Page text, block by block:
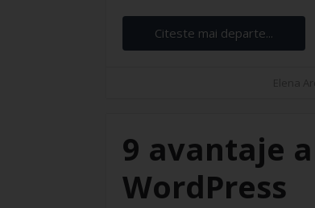
Citeste mai departe...
9 avantaje
WordPress